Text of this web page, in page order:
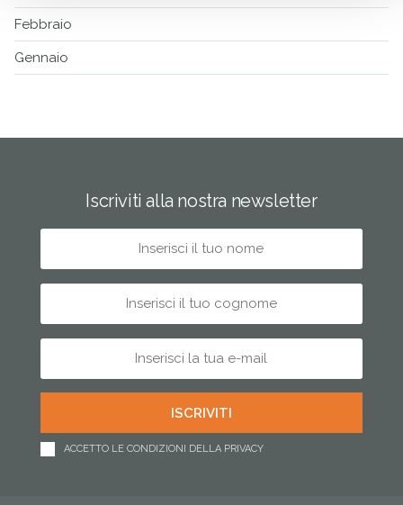
Febbraio
Gennaio
Iscriviti alla nostra newsletter
ACCETTO LE CONDIZIONI DELLA PRIVACY